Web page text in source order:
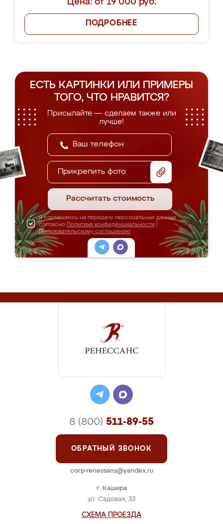
Цена: от 19 000 руб.
ПОДРОБНЕЕ
ЕСТЬ КАРТИНКИ ИЛИ ПРИМЕРЫ
ТОГО, ЧТО НРАВИТСЯ?
Присылайте — сделаем также или
лучше!
Прикрепить фото
Рассчитать стоимость
Я соглашаюсь на передачу персональных данных
согласно Политике конфиденциальности
Пользовательскому соглашению
г. Кашира
ул. Садовая, 33
СХЕМА ПРОЕЗДА
8 (800) 511-89-55
ОБРАТНЫЙ ЗВОНОК
corp-renessans@yandex.ru